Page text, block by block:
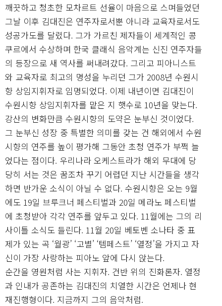
깨끗하고 청초한 모차르트 선율이 마음으로 스며들었던
그날 이후 김대진은 연주자로서뿐 아니라 교육자로서도
성공가도를 달렸다. 그가 가르친 제자들이 세계적인 콩
쿠르에서 수상하며 한국 클래식 음악계는 신진 연주자들
의 등장으로 새 역사를 써내려갔다. 그리고 피아니스트
와 교육자로 최고의 명성을 누리던 그가 2008년 수원시
향 상임지휘자로 임명되었다. 이제 내년이면 김대진이
수원시향 상임지휘자를 맡은 지 햇수로 10년을 맞는다.
강산의 변화만큼 수원시향의 도약은 눈부신 것이었다.
그 눈부신 성장 중 특별한 의미를 갖는 건 해외에서 수원
시향의 연주를 높이 평가해 그동안 초청 연주가 부쩍 늘
었다는 점이다. 우리나라 오케스트라가 해외 무대에 당
당히 서는 것은 꿈조차 꾸기 어렵던 지난 시간들을 생각
하면 반가운 소식이 아닐 수 없다. 수원시향은 오는 9월
에도 19일 브루크너 페스티벌과 20일 메라노 페스티벌
에 초청받아 각각 연주를 앞두고 있다. 11월에는 그의 리
사이틀 소식도 들린다. 11월 20일 베토벤 소나타 중 표
제가 있는 곡 ‘월광’ ‘고별’ ‘템페스트’ ‘열정’을 가지고 자
신이 가장 사랑하는 피아노 앞에 다시 앉는다.
순간을 영원처럼 사는 지휘자. 건반 위의 진화론자. 열정
과 인내가 공존하는 김대진의 치열한 시간은 언제나 현
재진행형이다. 지금까지 그의 음악처럼.